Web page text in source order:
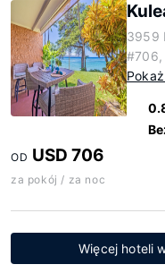
3959
#706,
OD USD 706
za pokój / za noc
Więcej hoteli